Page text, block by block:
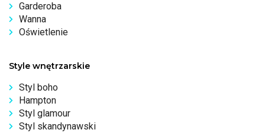
Garderoba
Wanna
Oświetlenie
Style wnętrzarskie
Styl boho
Hampton
Styl glamour
Styl skandynawski